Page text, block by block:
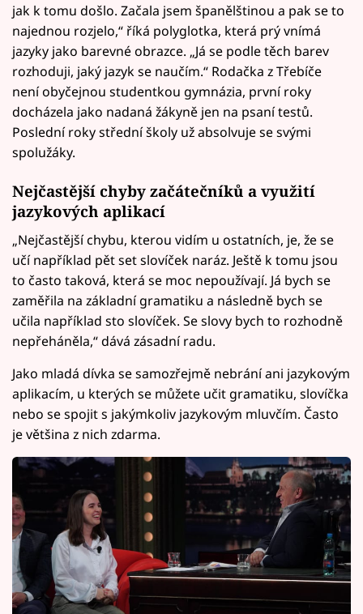
jak k tomu došlo. Začala jsem španělštinou a pak se to
najednou rozjelo,“ říká polyglotka, která prý vnímá
jazyky jako barevné obrazce. „Já se podle těch barev
rozhoduji, jaký jazyk se naučím.“ Rodačka z Třebíče
není obyčejnou studentkou gymnázia, první roky
docházela jako nadaná žákyně jen na psaní testů.
Poslední roky střední školy už absolvuje se svými
spolužáky.
Nejčastější chyby začátečníků a využití
jazykových aplikací
„Nejčastější chybu, kterou vidím u ostatních, je, že se
učí například pět set slovíček naráz. Ještě k tomu jsou
to často taková, která se moc nepoužívají. Já bych se
zaměřila na základní gramatiku a následně bych se
učila například sto slovíček. Se slovy bych to rozhodně
nepřeháněla,“ dává zásadní radu.
Jako mladá dívka se samozřejmě nebrání ani jazykovým
aplikacím, u kterých se můžete učit gramatiku, slovíčka
nebo se spojit s jakýmkoliv jazykovým mluvčím. Často
je většina z nich zdarma.